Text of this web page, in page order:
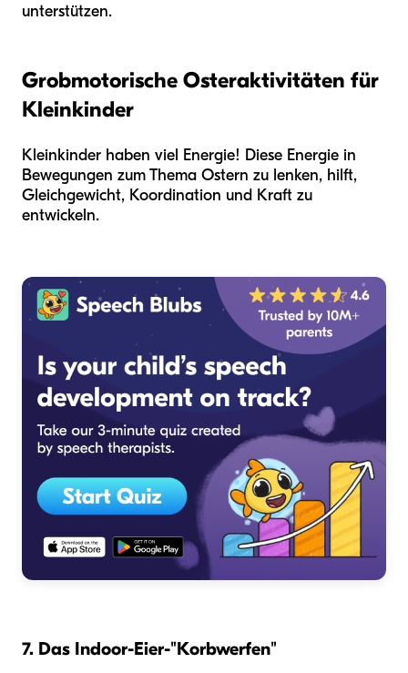
unterstützen.
Grobmotorische Osteraktivitäten für
Kleinkinder
Kleinkinder haben viel Energie! Diese Energie in
Bewegungen zum Thema Ostern zu lenken, hilft,
Gleichgewicht, Koordination und Kraft zu
entwickeln.
7. Das Indoor-Eier-"Korbwerfen"